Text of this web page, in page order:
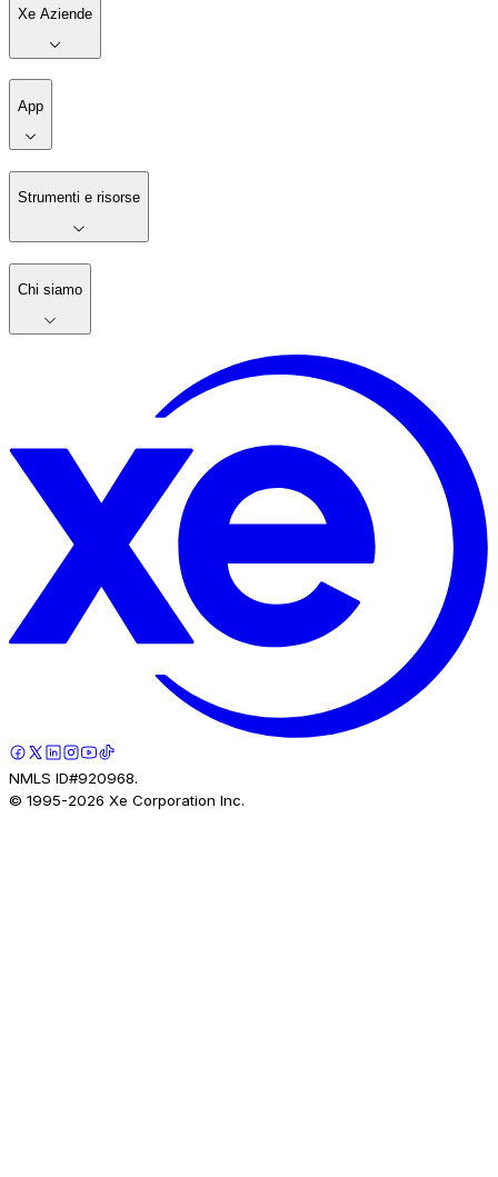
Xe Aziende
App
Strumenti e risorse
Chi siamo
NMLS ID#920968.
© 1995-2026 Xe Corporation Inc.